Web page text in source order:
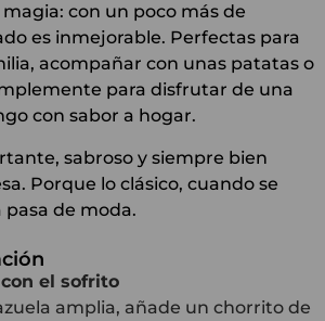
con un poco más de
es inmejorable. Perfectas para
acompañar con unas patatas o
para disfrutar de una
con sabor a hogar.
sabroso y siempre bien
Porque lo clásico, cuando se
de moda.
el sofrito
amplia, añade un chorrito de